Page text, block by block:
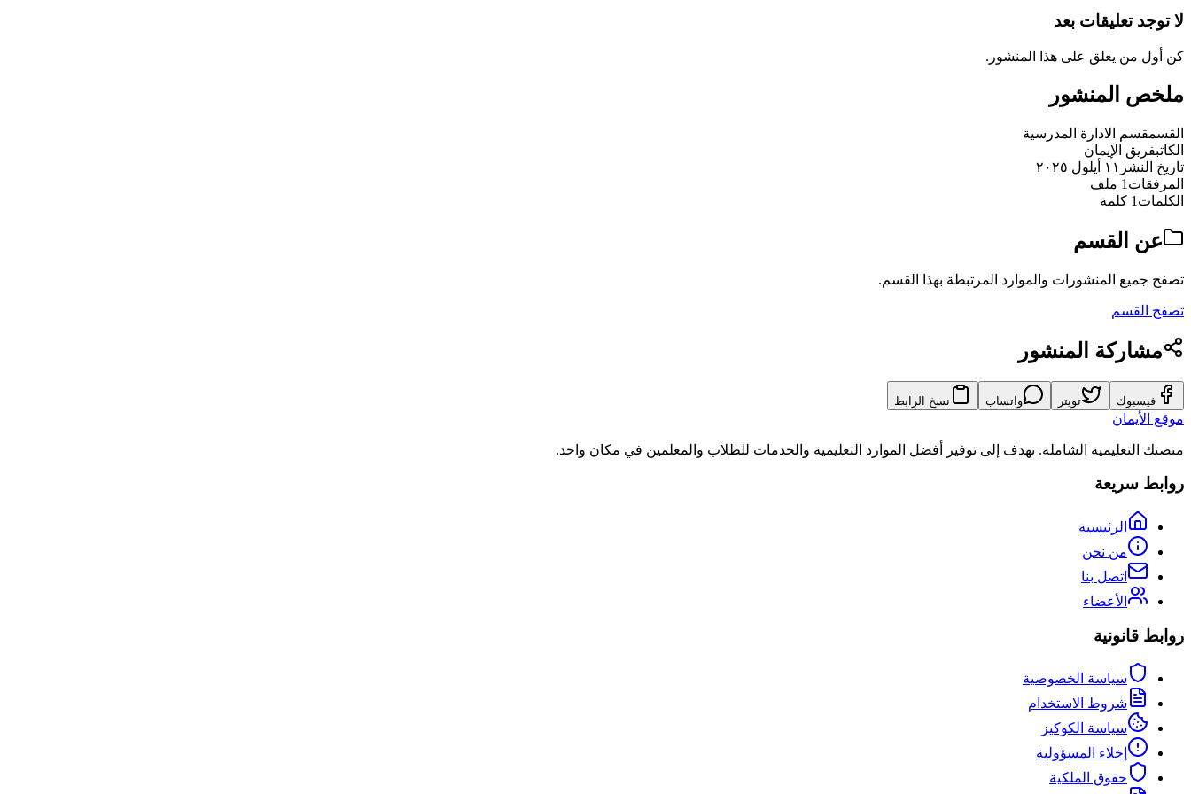
لا توجد تعليقات بعد
كن أول من يعلق على هذا المنشور.
ملخص المنشور
القسمقسم الادارة المدرسية
الكاتبفريق الإيمان
تاريخ النشر ١١ أيلول ٢٠٢٥
المرفقات 1 ملف
الكلمات 1 كلمة
عن القسم
تصفح جميع المنشورات والموارد المرتبطة بهذا القسم.
تصفح القسم
مشاركة المنشور
فيسبوك تويتر واتساب نسخ الرابط
موقع الأيمان
منصتك التعليمية الشاملة. نهدف إلى توفير أفضل الموارد التعليمية والخدمات للطلاب والمعلمين في مكان واحد.
روابط سريعة
الرئيسية
من نحن
اتصل بنا
الأعضاء
روابط قانونية
سياسة الخصوصية
شروط الاستخدام
سياسة الكوكيز
إخلاء المسؤولية
حقوق الملكية